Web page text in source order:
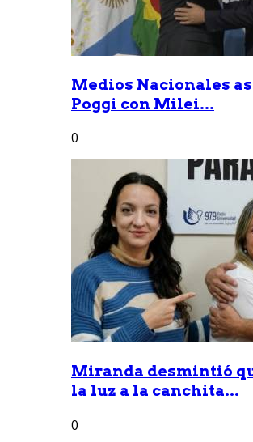
Medios Nacionales
Poggi con Milei...
0
Miranda desmintió
la luz a la canchita...
0